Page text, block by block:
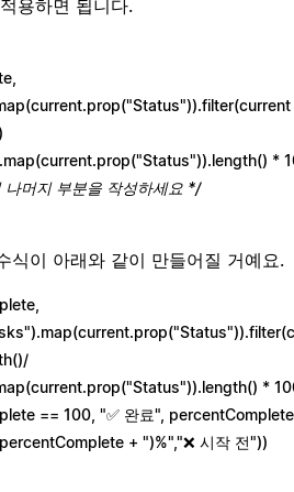
용하면 됩니다.
*
머지 부분을 작성하세요 */
식이 아래와 같이 만들어질 거예요.
*
== 100, "✅ 완료",
+ ")%","❌ 시작 전"))